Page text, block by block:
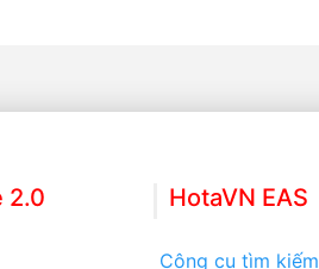
2.0 HotaVN EAS
Công cụ tìm kiếm